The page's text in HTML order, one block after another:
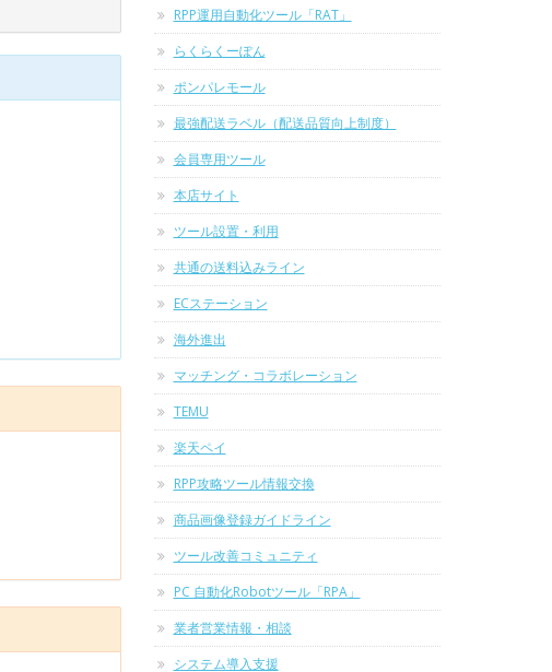
RPP運用自動化ツール「RAT」
らくらくーぽん
ポンパレモール
最強配送ラベル（配送品質向上制度）
会員専用ツール
本店サイト
ツール設置・利用
共通の送料込みライン
ECステーション
海外進出
マッチング・コラボレーション
TEMU
楽天ペイ
RPP攻略ツール情報交換
商品画像登録ガイドライン
ツール改善コミュニティ
PC 自動化Robotツール「RPA」
業者営業情報・相談
システム導入支援